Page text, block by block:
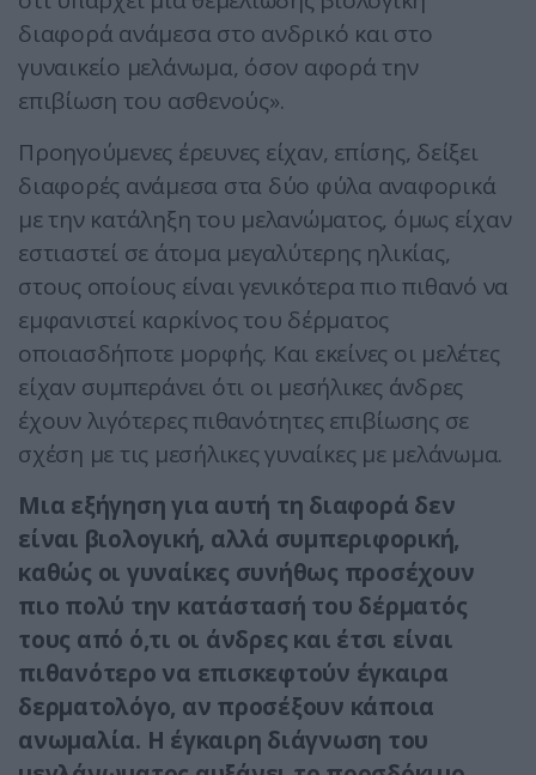
διαφορά ανάμεσα στο ανδρικό και στο
γυναικείο μελάνωμα, όσον αφορά την
επιβίωση του ασθενούς».
Προηγούμενες έρευνες είχαν, επίσης, δείξει
διαφορές ανάμεσα στα δύο φύλα αναφορικά
με την κατάληξη του μελανώματος, όμως είχαν
εστιαστεί σε άτομα μεγαλύτερης ηλικίας,
στους οποίους είναι γενικότερα πιο πιθανό να
εμφανιστεί καρκίνος του δέρματος
οποιασδήποτε μορφής. Και εκείνες οι μελέτες
είχαν συμπεράνει ότι οι μεσήλικες άνδρες
έχουν λιγότερες πιθανότητες επιβίωσης σε
σχέση με τις μεσήλικες γυναίκες με μελάνωμα.
Μια εξήγηση για αυτή τη διαφορά δεν
είναι βιολογική, αλλά συμπεριφορική,
καθώς οι γυναίκες συνήθως προσέχουν
πιο πολύ την κατάστασή του δέρματός
τους από ό,τι οι άνδρες και έτσι είναι
πιθανότερο να επισκεφτούν έγκαιρα
δερματολόγο, αν προσέξουν κάποια
ανωμαλία. Η έγκαιρη διάγνωση του